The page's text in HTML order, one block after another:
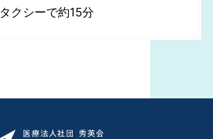
クシーで約15分